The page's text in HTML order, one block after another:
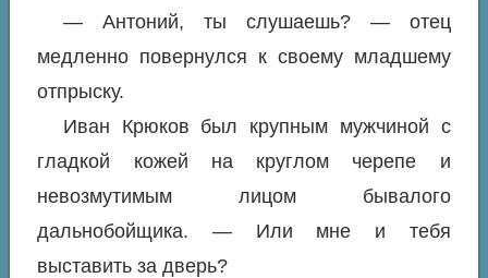
— Антоний, ты слушаешь? — отец
медленно повернулся к своему младшему
отпрыску.
Иван Крюков был крупным мужчиной с
гладкой кожей на круглом черепе и
невозмутимым лицом бывалого
дальнобойщика. — Или мне и тебя
выставить за дверь?